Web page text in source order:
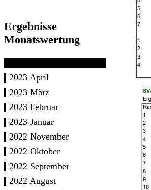
Ergebnisse
Monatswertung
2023 April
2023 März
2023 Februar
2023 Januar
2022 November
2022 Oktober
2022 September
2022 August